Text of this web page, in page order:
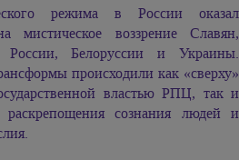
режима в России оказал
мистическое воззрение Славян,
России, Белоруссии и Украины.
происходили как «сверху»
властью РПЦ, так и
сознания людей и